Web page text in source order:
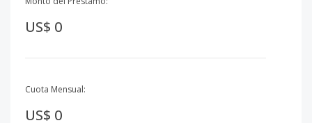
US$ 0
Cuota Mensual:
US$ 0